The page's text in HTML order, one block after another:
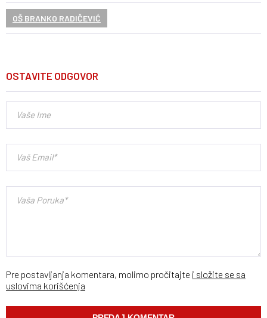
OŠ BRANKO RADIČEVIĆ
OSTAVITE ODGOVOR
Pre postavljanja komentara, molimo pročitajte i složite se sa
uslovima korišćenja